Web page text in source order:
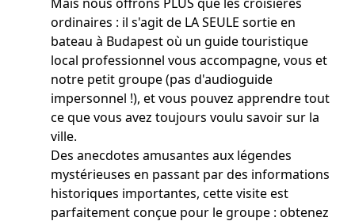
ordinaires : il s'agit de LA SEULE sortie en
bateau à Budapest où un guide touristique
local professionnel vous accompagne, vous et
notre petit groupe (pas d'audioguide
impersonnel !), et vous pouvez apprendre tout
ce que vous avez toujours voulu savoir sur la
ville.
Des anecdotes amusantes aux légendes
mystérieuses en passant par des informations
historiques importantes, cette visite est
parfaitement conçue pour le groupe : obtenez